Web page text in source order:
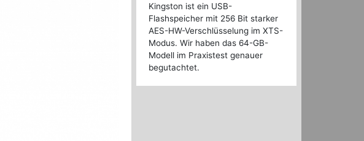
Kingston ist ein USB-
Flashspeicher mit 256 Bit starker
AES-HW-Verschlüsselung im XTS-
Modus. Wir haben das 64-GB-
Modell im Praxistest genauer
begutachtet.